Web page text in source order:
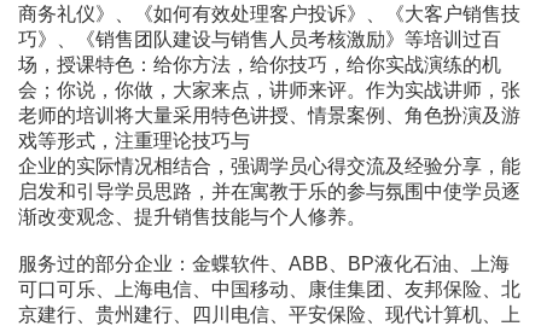
商务礼仪》、《如何有效处理客户投诉》、《大客户销售技
巧》、《销售团队建设与销售人员考核激励》等培训过百
场，授课特色：给你方法，给你技巧，给你实战演练的机
会；你说，你做，大家来点，讲师来评。作为实战讲师，张
老师的培训将大量采用特色讲授、情景案例、角色扮演及游
戏等形式，注重理论技巧与
企业的实际情况相结合，强调学员心得交流及经验分享，能
启发和引导学员思路，并在寓教于乐的参与氛围中使学员逐
渐改变观念、提升销售技能与个人修养。
服务过的部分企业：金蝶软件、ABB、BP液化石油、上海
可口可乐、上海电信、中国移动、康佳集团、友邦保险、北
京建行、贵州建行、四川电信、平安保险、现代计算机、上